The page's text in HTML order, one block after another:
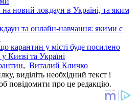
новий локдаун в Україні, та яким
та онлайн-навчання: якими є
карантин у місті буде посилено
Києві та Україні
, Виталий Кличко
виділіть необхідний текст і
повідомити про це редакцію.